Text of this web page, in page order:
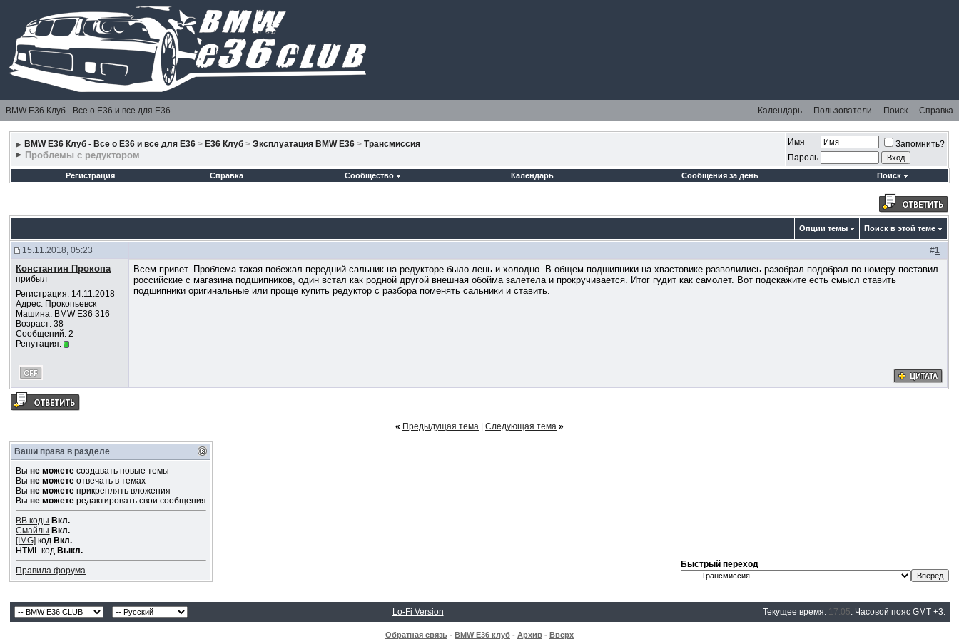
BMW E36 Клуб - Все о Е36 и все для Е36 Календарь Пользователи Поиск Справка
BMW E36 Клуб - Все о Е36 и все для Е36 > E36 Клуб >Эксплуатация BMW E36 >Трансмиссия
Проблемы с редуктором
Имя
Запомнить?
Пароль
Регистрация Справка Сообщество Календарь Сообщения за день Поиск
Опции темы Поиск в этой теме
15.11.2018, 05:23 #1
Константин Прокопа
прибыл
Регистрация: 14.11.2018
Адрес: Прокопьевск
Машина: BMW Е36 316
Возраст: 38
Сообщений: 2
Репутация:
Всем привет. Проблема такая побежал передний сальник на редукторе было лень и холодно. В общем подшипники на хвастовике разволились разобрал подобрал по номеру поставил
российские с магазина подшипников, один встал как родной другой внешная обойма залетела и прокручивается. Итог гудит как самолет. Вот подскажите есть смысл ставить
подшипники оригинальные или проще купить редуктор с разбора поменять сальники и ставить.
« Предыдущая тема| Следующая тема »
Ваши права в разделе
Выне можете создавать новые темы
Выне можете отвечать в темах
Выне можете прикреплять вложения
Выне можете редактировать свои сообщения
BB коды Вкл.
Смайлы Вкл.
[IMG] код Вкл.
HTML код Выкл.
Правила форума
Быстрый переход
Lo-Fi Version Текущее время: 17:05. Часовой пояс GMT +3.
Обратная связь - BMW E36 клуб - Архив - Вверх